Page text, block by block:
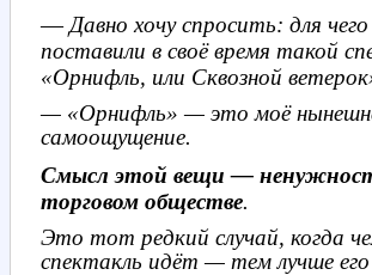
— Давно хочу спросить: для
поставили в своё время такой
«Орнифль, или Сквозной
— «Орнифль» — это моё
самоощущение.
Смысл этой вещи —
торговом обществе.
Это тот редкий случай, когда
спектакль идёт — тем лучше